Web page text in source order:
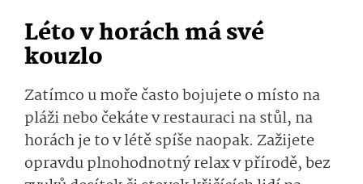
Léto v horách má své
kouzlo
Zatímco u moře často bojujete o místo na
pláži nebo čekáte v restauraci na stůl, na
horách je to v létě spíše naopak. Zažijete
opravdu plnohodnotný relax v přírodě, bez